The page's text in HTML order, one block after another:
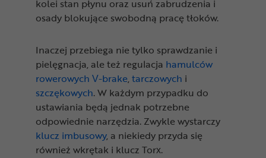
kolei stan płynu oraz usuń zabrudzenia i
osady blokujące swobodną pracę tłoków.
Inaczej przebiega nie tylko sprawdzanie i
pielęgnacja, ale też regulacja hamulców
rowerowych V-brake,tarczowych i
szczękowych. W każdym przypadku do
ustawiania będą jednak potrzebne
odpowiednie narzędzia. Zwykle wystarczy
klucz imbusowy, a niekiedy przyda się
również wkrętak i klucz Torx.